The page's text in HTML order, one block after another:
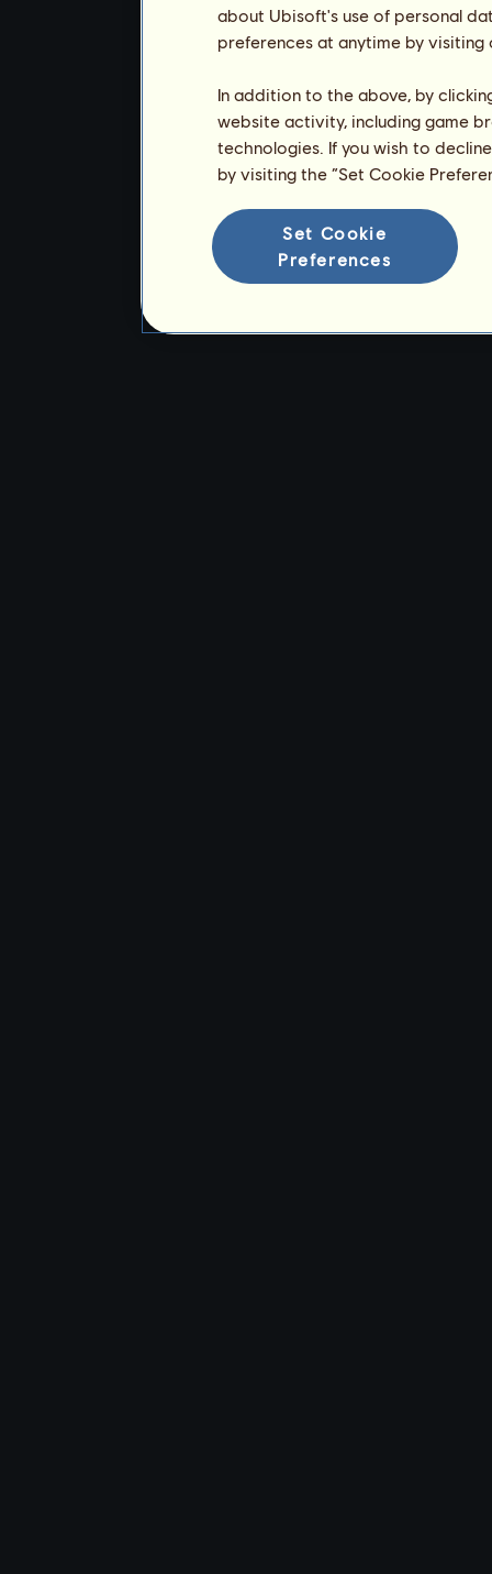
about Ubisoft's use of personal
preferences at anytime by
In addition to the above, by
website activity, including game
technologies. If you wish to
by visiting the “Set Cookie
Set Cookie
Preferences